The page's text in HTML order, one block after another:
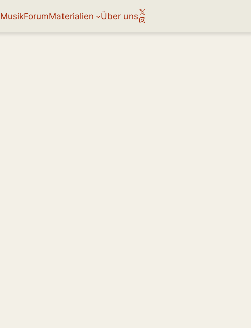
MusikForumMaterialien Über unsX
Instagram